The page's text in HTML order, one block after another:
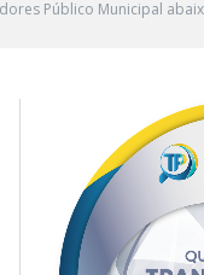
Público Municipal